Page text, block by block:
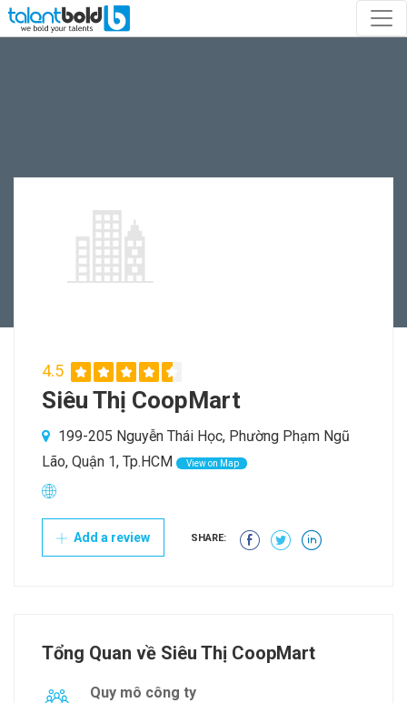
4.5
Siêu Thị CoopMart
199-205 Nguyễn Thái Học, Phường Phạm Ngũ
Lão, Quận 1, Tp.HCM
View on Map
Add a review SHARE:
Tổng Quan về Siêu Thị CoopMart
Quy mô công ty